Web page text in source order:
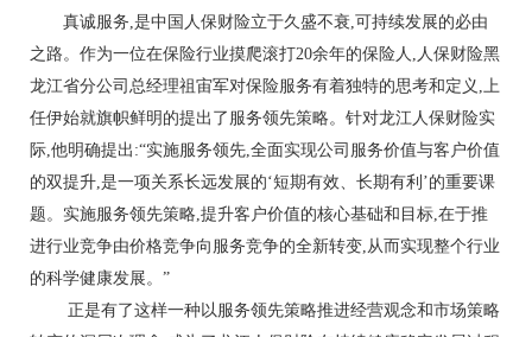
真诚服务,是中国人保财险立于久盛不衰,可持续发展的必由
之路。作为一位在保险行业摸爬滚打20余年的保险人,人保财险黑
龙江省分公司总经理祖宙军对保险服务有着独特的思考和定义,上
任伊始就旗帜鲜明的提出了服务领先策略。针对龙江人保财险实
际,他明确提出:“实施服务领先,全面实现公司服务价值与客户价值
的双提升,是一项关系长远发展的‘短期有效、长期有利’的重要课
题。实施服务领先策略,提升客户价值的核心基础和目标,在于推
进行业竞争由价格竞争向服务竞争的全新转变,从而实现整个行业
的科学健康发展。”
正是有了这样一种以服务领先策略推进经营观念和市场策略